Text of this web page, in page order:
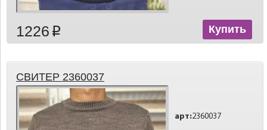
1226 p Купить
СВИТЕР 2360037
арт:2360037